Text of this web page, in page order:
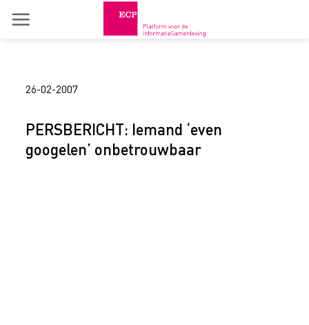
26-02-2007
PERSBERICHT: Iemand ‘even
googelen’ onbetrouwbaar